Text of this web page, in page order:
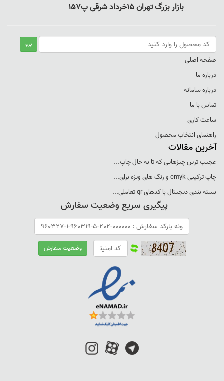
بازار بزرگ تهران 15خرداد شرقی پ157
صفحه اصلی
درباره ما
درباره سامانه
تماس با ما
ساعت کاری
راهنمای انتخاب محصول
آخرین مقالات
عجيب ترين چيزهايی که تا به حال چاپ...
چاپ ترکيبی cmyk و رنگ های ويژه برای...
بسته بندی ديجيتال با کدهای qr تعاملی...
پیگیری سریع وضعیت سفارش